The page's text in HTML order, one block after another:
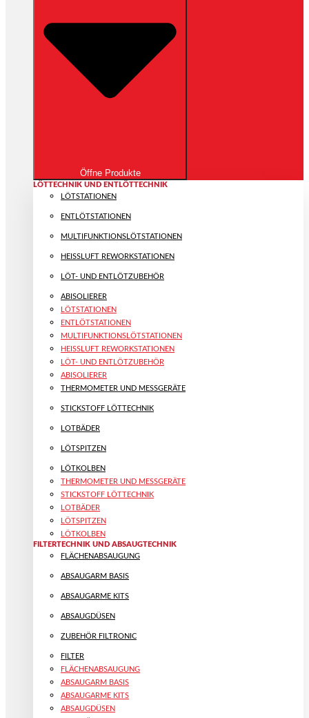
Öffne Produkte
LÖTTECHNIK UND ENTLÖTTECHNIK
LÖTSTATIONEN
ENTLÖTSTATIONEN
MULTIFUNKTIONS­LÖTSTATIONEN
HEISSLUFT REWORKSTATIONEN
LÖT- UND ENTLÖTZUBEHÖR
ABISOLIERER
LÖTSTATIONEN
ENTLÖTSTATIONEN
MULTIFUNKTIONS­LÖTSTATIONEN
HEISSLUFT REWORKSTATIONEN
LÖT- UND ENTLÖTZUBEHÖR
ABISOLIERER
THERMOMETER UND MESSGERÄTE
STICKSTOFF LÖTTECHNIK
LOTBÄDER
LÖTSPITZEN
LÖTKOLBEN
THERMOMETER UND MESSGERÄTE
STICKSTOFF LÖTTECHNIK
LOTBÄDER
LÖTSPITZEN
LÖTKOLBEN
FILTERTECHNIK UND ABSAUGTECHNIK
FLÄCHENABSAUGUNG
ABSAUGARM BASIS
ABSAUGARME KITS
ABSAUGDÜSEN
ZUBEHÖR FILTRONIC
FILTER
FLÄCHENABSAUGUNG
ABSAUGARM BASIS
ABSAUGARME KITS
ABSAUGDÜSEN